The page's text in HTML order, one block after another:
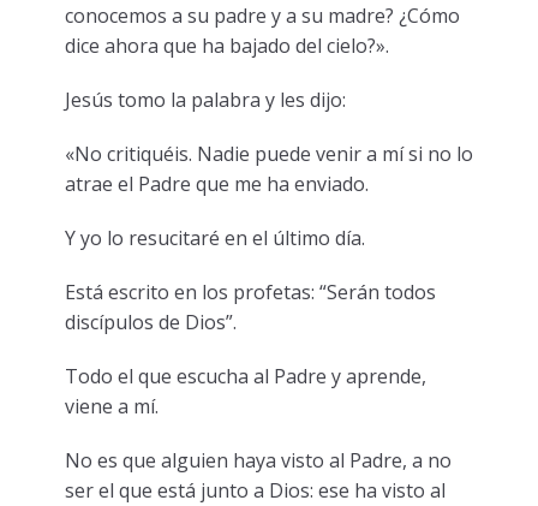
conocemos a su padre y a su madre? ¿Cómo
dice ahora que ha bajado del cielo?».
Jesús tomo la palabra y les dijo:
«No critiquéis. Nadie puede venir a mí si no lo
atrae el Padre que me ha enviado.
Y yo lo resucitaré en el último día.
Está escrito en los profetas: “Serán todos
discípulos de Dios”.
Todo el que escucha al Padre y aprende,
viene a mí.
No es que alguien haya visto al Padre, a no
ser el que está junto a Dios: ese ha visto al